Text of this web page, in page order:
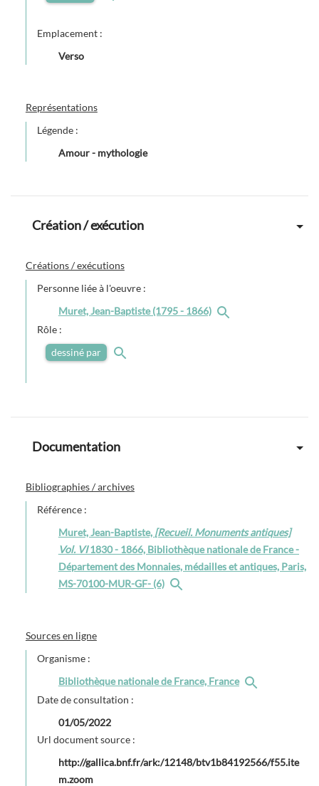
Emplacement :
Verso
Représentations
Légende :
Amour - mythologie
Création / exécution
Créations / exécutions
Personne liée à l'oeuvre :
Muret, Jean-Baptiste (1795 - 1866)
Rôle :
dessiné par
Documentation
Bibliographies / archives
Référence :
Muret, Jean-Baptiste, [Recueil. Monuments antiques]
Vol. VI1830 - 1866, Bibliothèque nationale de France -
Département des Monnaies, médailles et antiques, Paris,
MS-70100-MUR-GF- (6)
Sources en ligne
Organisme :
Bibliothèque nationale de France, France
Date de consultation :
01/05/2022
Url document source :
http://gallica.bnf.fr/ark:/12148/btv1b84192566/f55.ite
m.zoom